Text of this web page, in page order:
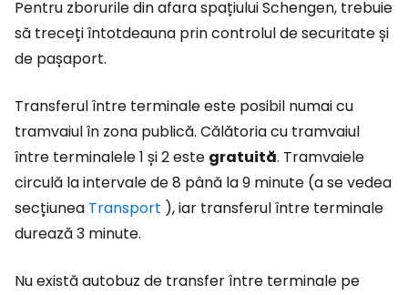
Pentru zborurile din afara spațiului Schengen, trebuie
să treceți întotdeauna prin controlul de securitate și
de pașaport.
Transferul între terminale este posibil numai cu
tramvaiul în zona publică. Călătoria cu tramvaiul
între terminalele 1 și 2 este gratuită. Tramvaiele
circulă la intervale de 8 până la 9 minute (a se vedea
secțiunea Transport ), iar transferul între terminale
durează 3 minute.
Nu există autobuz de transfer între terminale pe